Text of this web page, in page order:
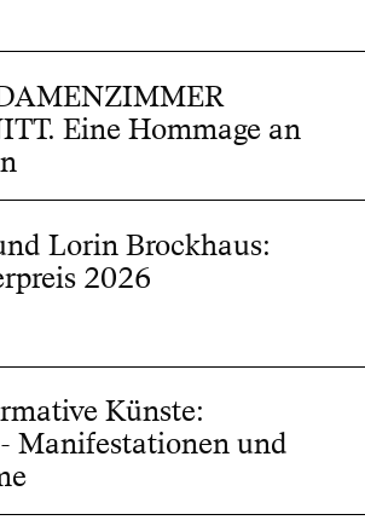
Eine Hommage an
Lorin Brockhaus:
2026
Künste:
Manifestationen und